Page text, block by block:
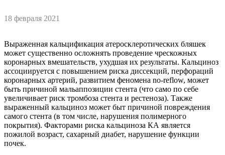
18 февраля 2021
Выраженная кальцификация атеросклеротических бляшек
может существенно осложнять проведение чрескожных
коронарных вмешательств, ухудшая их результаты. Кальциноз
ассоциируется с повышением риска диссекций, перфораций
коронарных артерий, развитием феномена no-reflow, может
быть причиной мальаппозиции стента (что само по себе
увеличивает риск тромбоза стента и рестеноза). Также
выраженный кальциноз может быт причиной повреждения
самого стента (в том числе, нарушения полимерного
покрытия). Факторами риска кальциноза КА является
пожилой возраст, сахарный диабет, нарушение функции
почек.